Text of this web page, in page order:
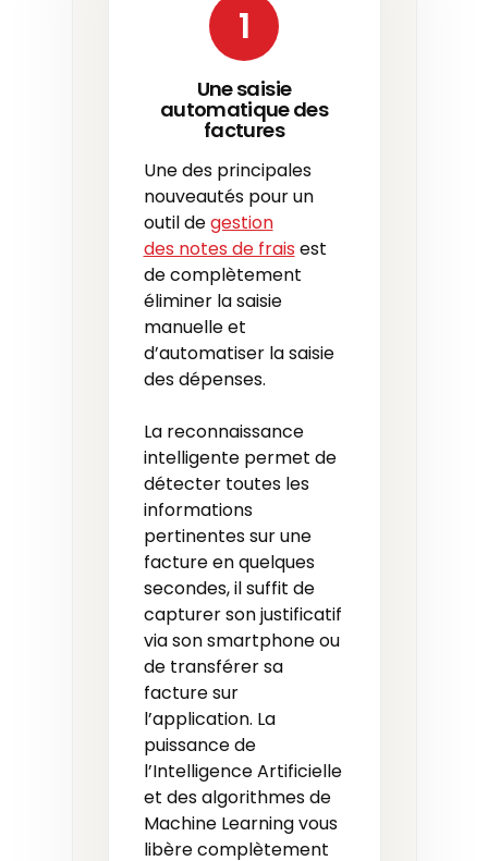
1
Une saisie
automatique des
factures
Une des principales
nouveautés pour un
outil degestion
des notes de frais est
de complètement
éliminer la saisie
manuelle et
d’automatiser la saisie
des dépenses.
La reconnaissance
intelligente permet de
détecter toutes les
informations
pertinentes sur une
facture en quelques
secondes, il suffit de
capturer son justificatif
via son smartphone ou
de transférer sa
facture sur
l’application. La
puissance de
l’Intelligence Artificielle
et des algorithmes de
Machine Learning vous
libère complètement